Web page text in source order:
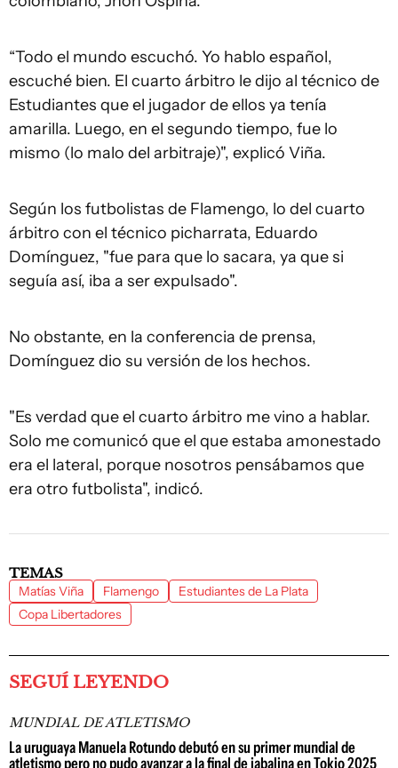
“Todo el mundo escuchó. Yo hablo español,
escuché bien. El cuarto árbitro le dijo al técnico de
Estudiantes que el jugador de ellos ya tenía
amarilla. Luego, en el segundo tiempo, fue lo
mismo (lo malo del arbitraje)", explicó Viña.
Según los futbolistas de Flamengo, lo del cuarto
árbitro con el técnico picharrata, Eduardo
Domínguez, "fue para que lo sacara, ya que si
seguía así, iba a ser expulsado".
No obstante, en la conferencia de prensa,
Domínguez dio su versión de los hechos.
"Es verdad que el cuarto árbitro me vino a hablar.
Solo me comunicó que el que estaba amonestado
era el lateral, porque nosotros pensábamos que
era otro futbolista", indicó.
TEMAS
Matías Viña Flamengo
Estudiantes de La Plata
Copa Libertadores
SEGUÍ LEYENDO
MUNDIAL DE ATLETISMO
La uruguaya Manuela Rotundo debutó en su primer mundial de
atletismo pero no pudo avanzar a la final de jabalina en Tokio 2025